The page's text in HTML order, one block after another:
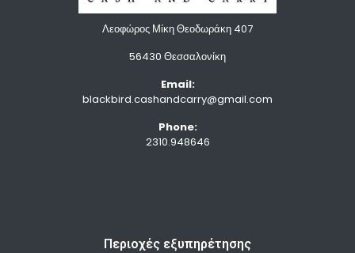
Λεοφώρος Μίκη Θεοδωράκη 407
56430 Θεσσαλονίκη
Email:
blackbird.cashandcarry@gmail.com
Phone:
2310.948646
Περιοχές εξυπηρέτησης